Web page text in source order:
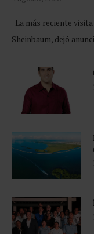
La más reciente
Sheinbaum, dejó